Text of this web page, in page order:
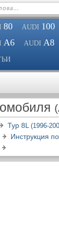
80 AUDI 100
A6 AUDI A8
Typ 8L (1996-
Инструкция